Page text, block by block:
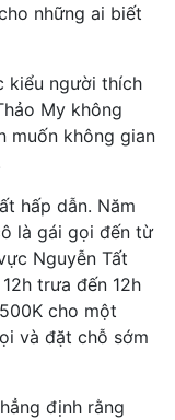
những ai biết
kiểu người thích
My không
muốn không gian
hấp dẫn. Năm
là gái gọi đến từ
Nguyễn Tất
trưa đến 12h
cho một
và đặt chỗ sớm
định rằng